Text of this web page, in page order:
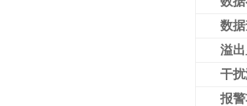
数
溢
干
报